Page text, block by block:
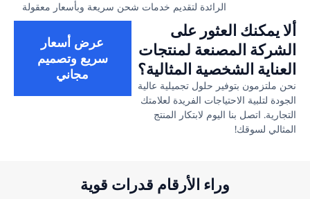
الرائدة لتقديم خدمات شحن سريعة وبأسعار معقولة
ألا يمكنك العثور على
الشركة المصنعة لمنتجات
العناية الشخصية المثالية؟
نحن ملتزمون بتوفير حلول تجميلية عالية
الجودة لتلبية الاحتياجات الفريدة لعلامتك
التجارية. اتصل بنا اليوم لابتكار المنتج
المثالي لسوقك!
عرض أسعار
سريع وتصميم
مجاني
وراء الأرقام قدرات قوية